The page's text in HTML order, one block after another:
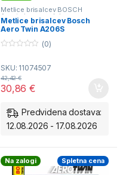
Metlice brisalcev BOSCH
Aerotwin - spredaj
Metlice brisalcev Bosch
Aero Twin A206S
u
o
f
(0)
SKU: 11074507
30,86€
42,42€
Predvidena dostava:
12.08.2026 - 17.08.2026
Na zalogi Spletna cena